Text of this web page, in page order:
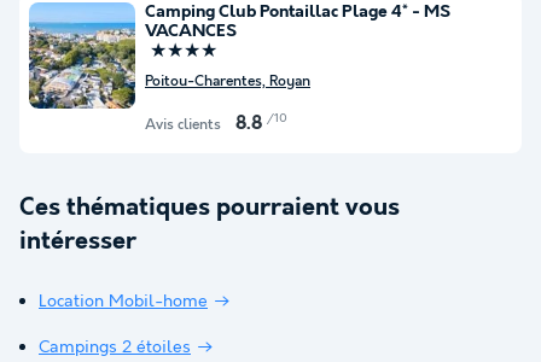
Camping Club Pontaillac Plage 4* - MS
VACANCES
★★★★
Poitou-Charentes, Royan
Avis clients 8.8 /10
Ces thématiques pourraient vous
intéresser
Location Mobil-home
Campings 2 étoiles